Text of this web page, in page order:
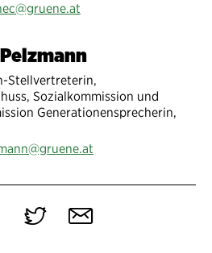
Stellvertreterin,
Sozialkommission und
Generationensprecherin,
Auf Auf Per